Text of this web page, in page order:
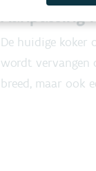
Aanpassing
De huidige koker
wordt vervangen
breed, maar ook